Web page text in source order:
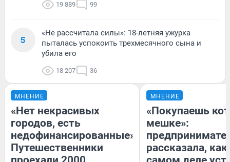
19 889 99
5
«Не рассчитала силы»: 18-летняя ужурка
пыталась успокоить трехмесячного сына и
убила его
18 207 36
МНЕНИЕ
«Нет некрасивых
городов, есть
недофинансированные».
Путешественники
МНЕНИЕ
«Покупаешь
мешке»:
рассказала, как